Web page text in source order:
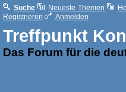
Suche Neueste Themen
Registrieren
Anmelden
Treffpunkt
Das Forum für die